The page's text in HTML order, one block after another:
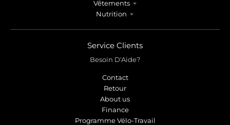
Vêtements
Nutrition
Service Clients
Besoin D'Aide?
Contact
Retour
About us
Finance
Programme Vélo-Travail